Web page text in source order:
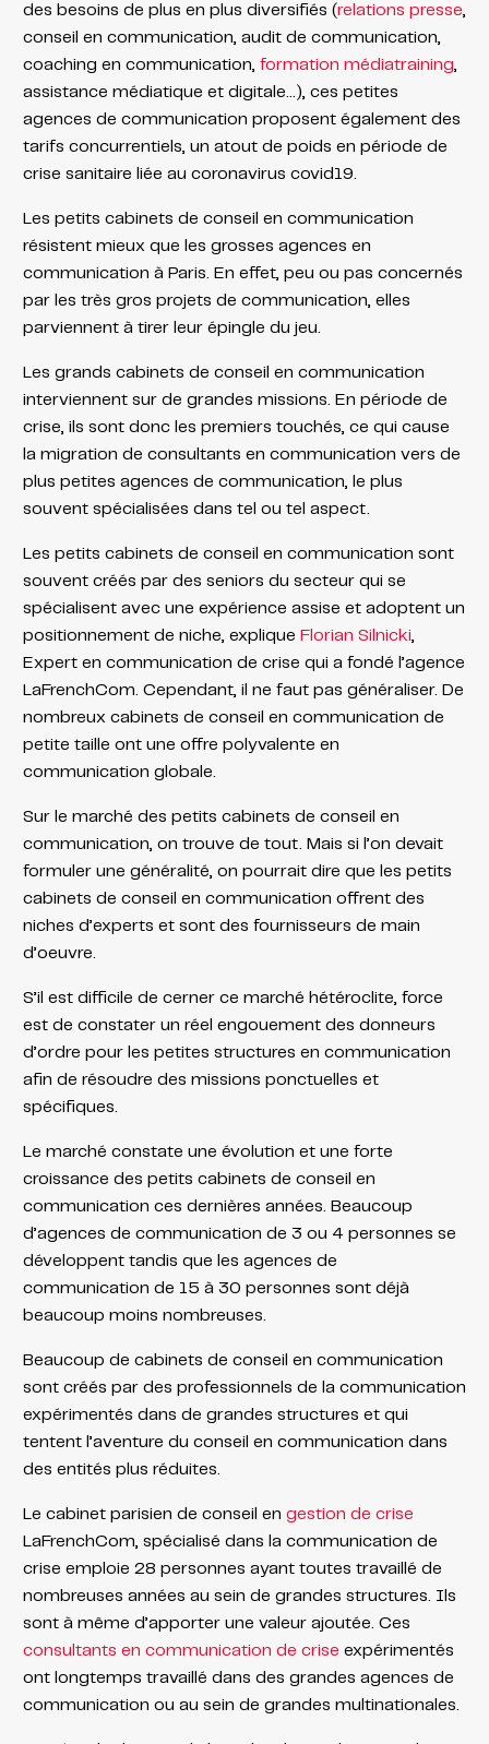
des besoins de plus en plus diversifiés (relations presse
conseil en communication, audit de communication,
coaching en communication, formation médiatraining
assistance médiatique et digitale…), ces petites
agences de communication proposent également des
tarifs concurrentiels, un atout de poids en période de
crise sanitaire liée au coronavirus covid19.
Les petits cabinets de conseil en communication
résistent mieux que les grosses agences en
communication à Paris. En effet, peu ou pas concernés
par les très gros projets de communication, elles
parviennent à tirer leur épingle du jeu.
Les grands cabinets de conseil en communication
interviennent sur de grandes missions. En période de
crise, ils sont donc les premiers touchés, ce qui cause
la migration de consultants en communication vers de
plus petites agences de communication, le plus
souvent spécialisées dans tel ou tel aspect.
Les petits cabinets de conseil en communication sont
souvent créés par des seniors du secteur qui se
spécialisent avec une expérience assise et adoptent un
positionnement de niche, explique Florian Silnicki
Expert en communication de crise qui a fondé l’agence
LaFrenchCom. Cependant, il ne faut pas généraliser. De
nombreux cabinets de conseil en communication de
petite taille ont une offre polyvalente en
communication globale.
Sur le marché des petits cabinets de conseil en
communication, on trouve de tout. Mais si l’on devait
formuler une généralité, on pourrait dire que les petits
cabinets de conseil en communication offrent des
niches d’experts et sont des fournisseurs de main
d’oeuvre.
S’il est difficile de cerner ce marché hétéroclite, force
est de constater un réel engouement des donneurs
d’ordre pour les petites structures en communication
afin de résoudre des missions ponctuelles et
spécifiques.
Le marché constate une évolution et une forte
croissance des petits cabinets de conseil en
communication ces dernières années. Beaucoup
d’agences de communication de 3 ou 4 personnes se
développent tandis que les agences de
communication de 15 à 30 personnes sont déjà
beaucoup moins nombreuses.
Beaucoup de cabinets de conseil en communication
sont créés par des professionnels de la communication
expérimentés dans de grandes structures et qui
tentent l’aventure du conseil en communication dans
des entités plus réduites.
Le cabinet parisien de conseil en gestion de crise
LaFrenchCom, spécialisé dans la communication de
crise emploie 28 personnes ayant toutes travaillé de
nombreuses années au sein de grandes structures. Ils
sont à même d’apporter une valeur ajoutée. Ces
consultants en communication de crise expérimentés
ont longtemps travaillé dans des grandes agences de
communication ou au sein de grandes multinationales.